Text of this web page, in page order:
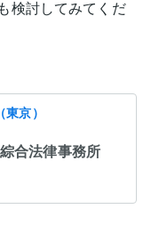
検討してみてくだ
京）
合法律事務所